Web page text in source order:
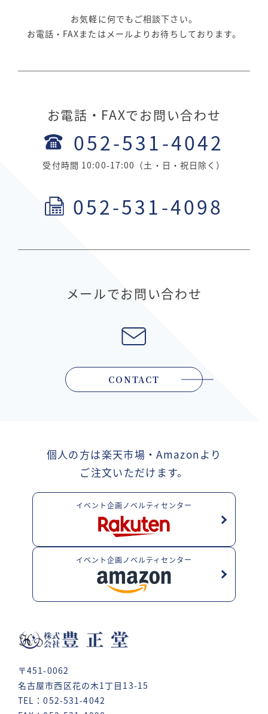
お気軽に何でもご相談下さい。
お電話・FAXまたはメールよりお待ちしております。
お電話・FAXでお問い合わせ
052-531-4042
受付時間 10:00-17:00（土・日・祝日除く）
052-531-4098
メールでお問い合わせ
CONTACT
〒451-0062
名古屋市西区花の木1丁目13-15
TEL：052-531-4042
個人の方は楽天市場・Amazonより
ご注文いただけます。
イベント企画ノベルティセンター
イベント企画ノベルティセンター